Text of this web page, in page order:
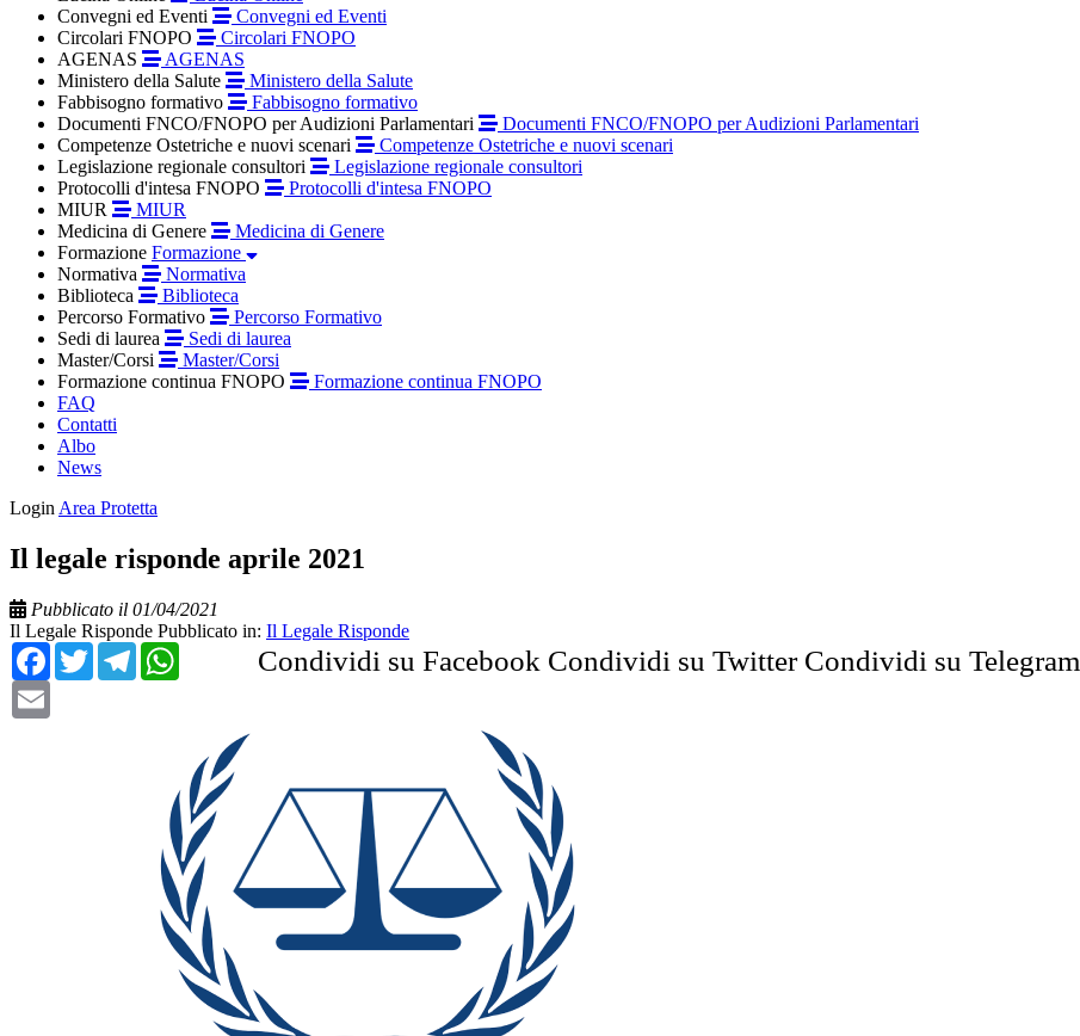
Convegni ed Eventi
Convegni ed Eventi
Circolari FNOPO
Circolari FNOPO
AGENAS
AGENAS
Ministero della Salute
Ministero della Salute
Fabbisogno formativo
Fabbisogno formativo
Documenti FNCO/FNOPO per Audizioni Parlamentari
Documenti FNCO/FNOPO per Audizioni Parlamentari
Competenze Ostetriche e nuovi scenari
Competenze Ostetriche e nuovi scenari
Legislazione regionale consultori
Legislazione regionale consultori
Protocolli d'intesa FNOPO
Protocolli d'intesa FNOPO
MIUR
MIUR
Medicina di Genere
Medicina di Genere
Formazione Formazione
Normativa
Normativa
Biblioteca
Biblioteca
Percorso Formativo
Percorso Formativo
Sedi di laurea
Sedi di laurea
Master/Corsi
Master/Corsi
Formazione continua FNOPO
Formazione continua FNOPO
FAQ
Contatti
Albo
News
Login Area Protetta
Il legale risponde aprile 2021
Pubblicato il 01/04/2021
Il Legale Risponde Pubblicato in: Il Legale Risponde
Condividi su Facebook
Facebook Condividi su Twitter
Twitter Condividi su Telegram
TelegramWhatsApp
Email